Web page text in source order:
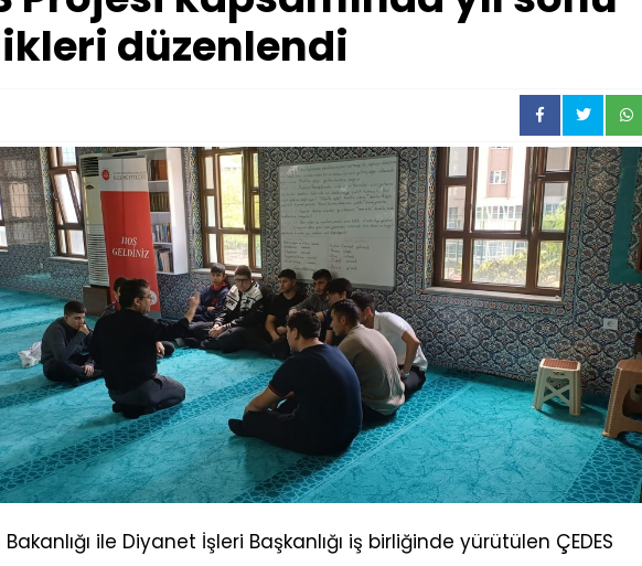
düzenlendi
ile Diyanet İşleri Başkanlığı iş birliğinde yürütülen ÇEDES